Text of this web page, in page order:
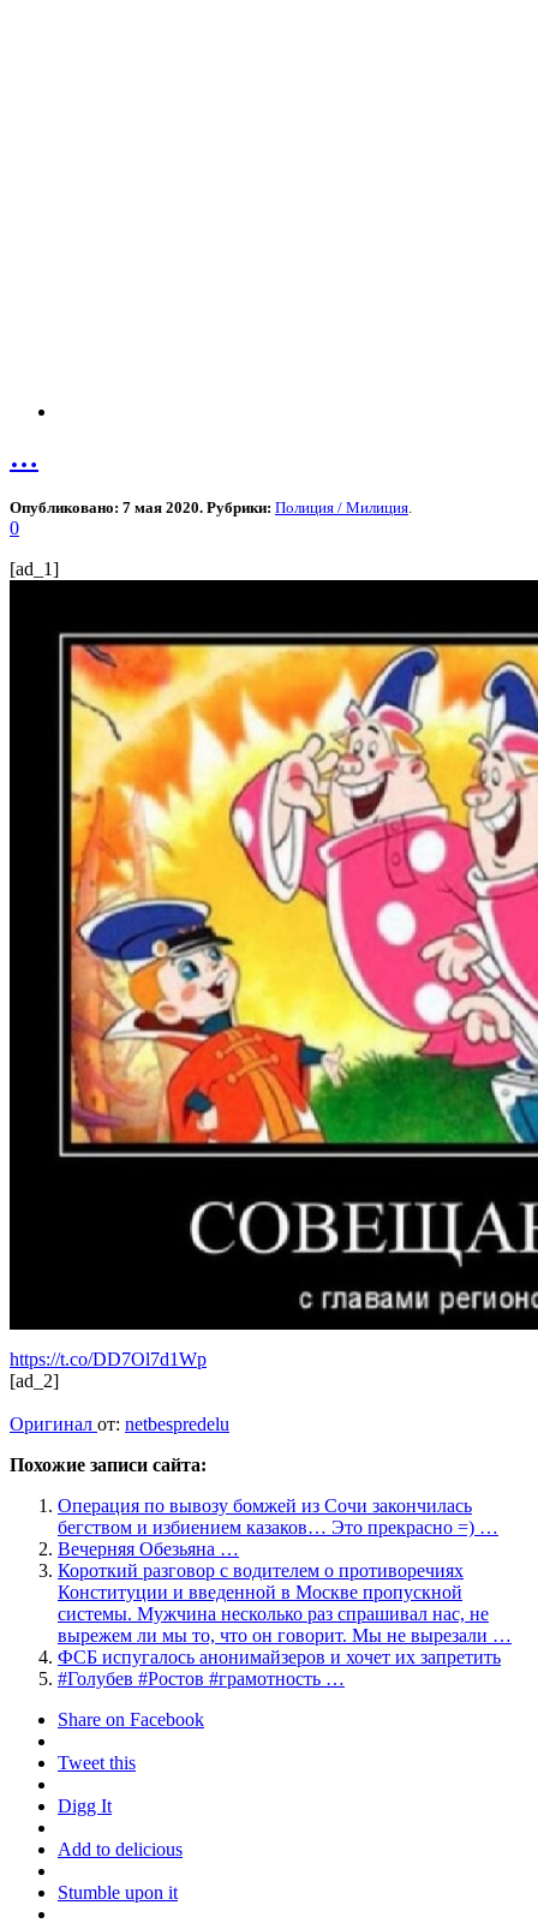
…
Опубликовано: 7 мая 2020. Рубрики: Полиция / Милиция
0
[ad_1]
https://t.co/DD7Ol7d1Wp
[ad_2]
Оригинал от: netbespredelu
Похожие записи сайта:
Операция по вывозу бомжей из Сочи закончилась
бегством и избиением казаков… Это прекрасно =) …
Вечерняя Обезьяна …
Короткий разговор с водителем о противоречиях
Конституции и введенной в Москве пропускной
системы. Мужчина несколько раз спрашивал нас, не
вырежем ли мы то, что он говорит. Мы не вырезали …
ФСБ испугалось анонимайзеров и хочет их запретить
#Голубев #Ростов #грамотность …
Share on Facebook
Tweet this
Digg It
Add to delicious
Stumble upon it